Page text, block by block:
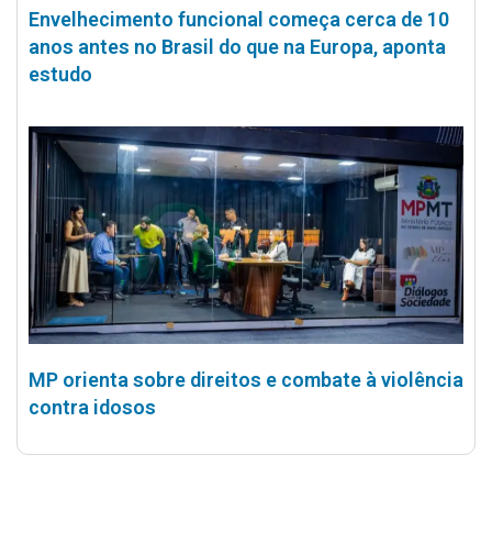
Envelhecimento funcional começa cerca de 10
anos antes no Brasil do que na Europa, aponta
estudo
MP orienta sobre direitos e combate à violência
contra idosos